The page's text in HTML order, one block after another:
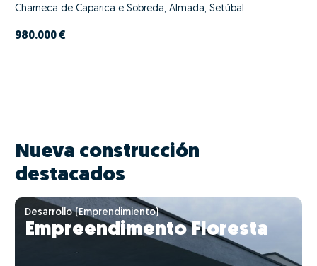
Charneca de Caparica e Sobreda, Almada, Setúbal
980.000 €
Nueva construcción
destacados
Desarrollo (Emprendimiento)
Empreendimento Floresta